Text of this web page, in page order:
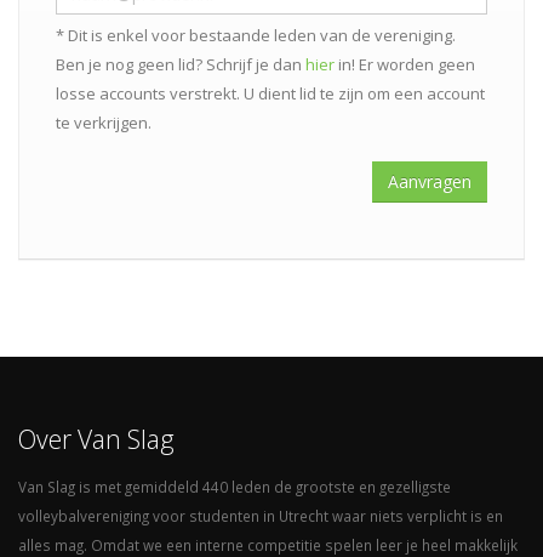
* Dit is enkel voor bestaande leden van de vereniging.
Ben je nog geen lid? Schrijf je dan hier in! Er worden geen
losse accounts verstrekt. U dient lid te zijn om een account
te verkrijgen.
Over Van Slag
Van Slag is met gemiddeld 440 leden de grootste en gezelligste
volleybalvereniging voor studenten in Utrecht waar niets verplicht is en
alles mag. Omdat we een interne competitie spelen leer je heel makkelijk